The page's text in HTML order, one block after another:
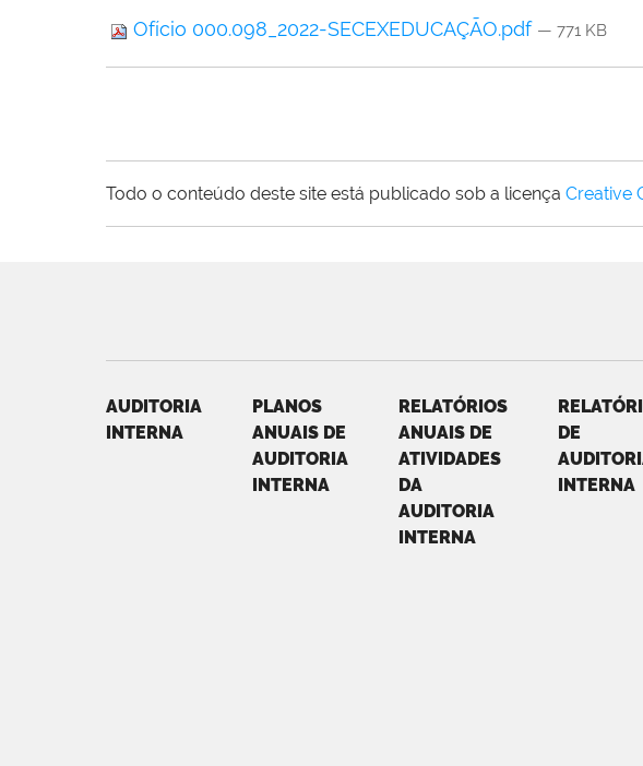
Ofício 000.098_2022-SECEXEDUCAÇÃO.pdf — 771 KB
Todo o conteúdo deste site está publicado sob a licença Creative
AUDITORIA
INTERNA
PLANOS
ANUAIS DE
AUDITORIA
INTERNA
RELATÓRIOS
ANUAIS DE
ATIVIDADES
DA
AUDITORIA
INTERNA
DE
INTERNA